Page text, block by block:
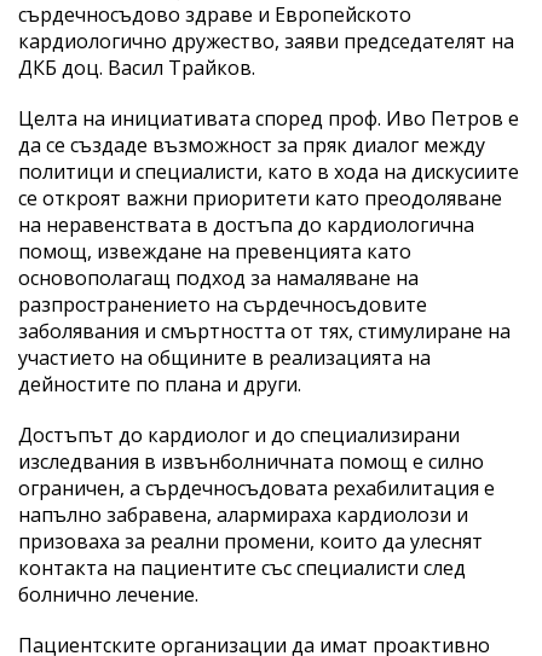
сърдечносъдово здраве и Европейското
кардиологично дружество, заяви председателят на
ДКБ доц. Васил Трайков.
Целта на инициативата според проф. Иво Петров е
да се създаде възможност за пряк диалог между
политици и специалисти, като в хода на дискусиите
се откроят важни приоритети като преодоляване
на неравенствата в достъпа до кардиологична
помощ, извеждане на превенцията като
основополагащ подход за намаляване на
разпространението на сърдечносъдовите
заболявания и смъртността от тях, стимулиране на
участието на общините в реализацията на
дейностите по плана и други.
Достъпът до кардиолог и до специализирани
изследвания в извънболничната помощ е силно
ограничен, а сърдечносъдовата рехабилитация е
напълно забравена, алармираха кардиолози и
призоваха за реални промени, които да улеснят
контакта на пациентите със специалисти след
болнично лечение.
Пациентските организации да имат проактивно